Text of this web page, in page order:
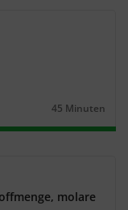
Dauer:
45 Minuten
molare